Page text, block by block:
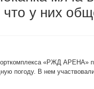
у них
«РЖД
погоду. В нем